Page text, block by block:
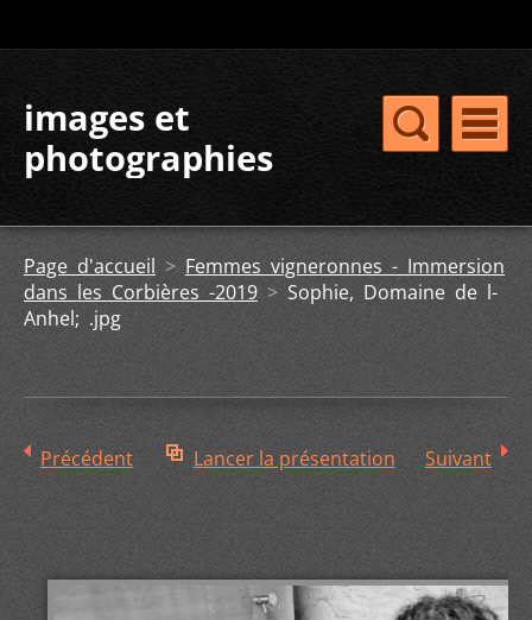
images et
photographies
Page d'accueil > Femmes vigneronnes - Immersion
dans les Corbières -2019 > Sophie, Domaine de l-
Anhel; .jpg
Précédent Lancer la présentation Suivant